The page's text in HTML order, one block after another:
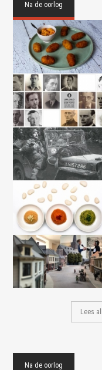
Na de oorlog
Lees
Na de oorlog